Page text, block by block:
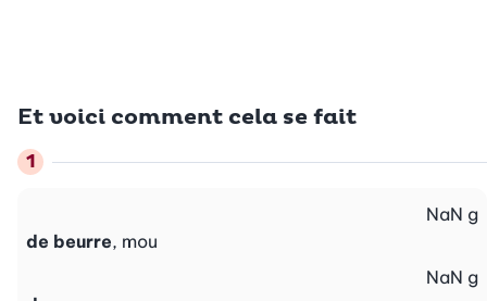
Et voici comment cela se fait
de beurre, mou
NaN g
NaN g